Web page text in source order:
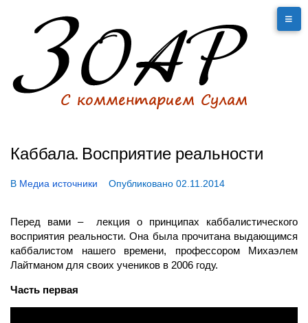
Каббала. Восприятие реальности
В Медиа источники Опубликовано 02.11.2014
Перед вами – лекция о принципах каббалистического
восприятия реальности. Она была прочитана выдающимся
каббалистом нашего времени, профессором Михаэлем
Лайтманом для своих учеников в 2006 году.
Часть первая